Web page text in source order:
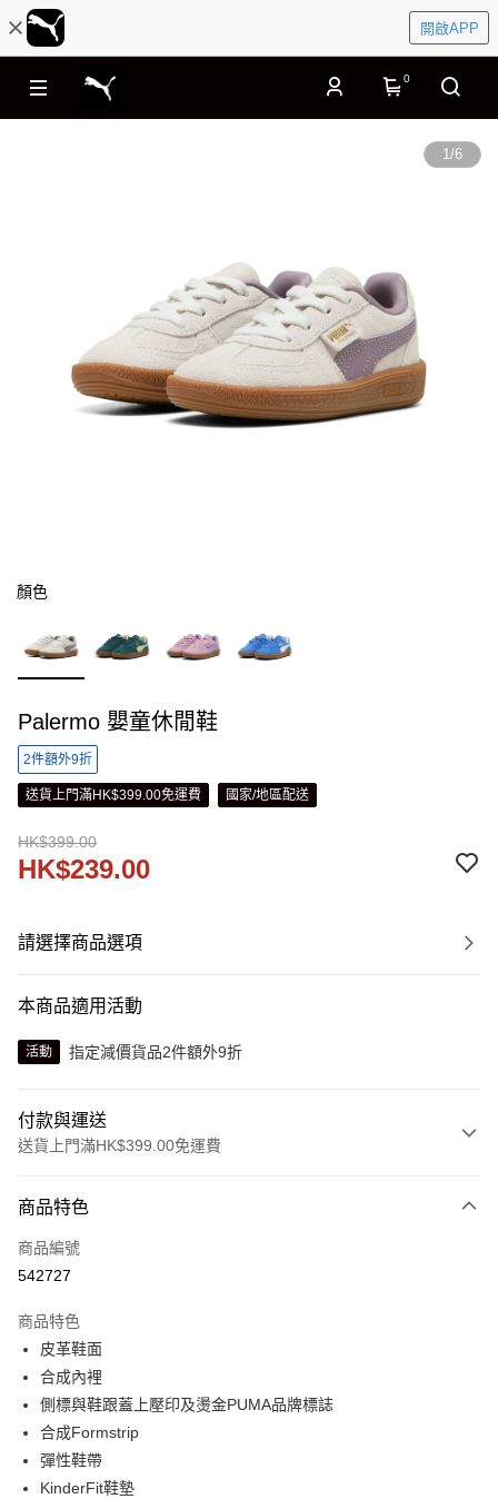
開啟APP
0
1/6
顏色
Palermo 嬰童休閒鞋
2件額外9折
送貨上門滿HK$399.00免運費 國家/地區配送
HK$399.00
HK$239.00
請選擇商品選項
本商品適用活動
活動 指定減價貨品2件額外9折
付款與運送
送貨上門滿HK$399.00免運費
信用卡
線上付款
Alipay, PayMe, WeChat Pay, UnionPay, FPS
送貨方式
單筆訂單淨值滿$399可享免運費優惠
每筆HK$30.00，滿HK$399.00或以上免運費
滿$599可享澳門免運費優惠
商品特色
商品編號
542727
商品特色
皮革鞋面
合成內裡
側標與鞋跟蓋上壓印及燙金PUMA品牌標誌
合成Formstrip
彈性鞋帶
KinderFit鞋墊